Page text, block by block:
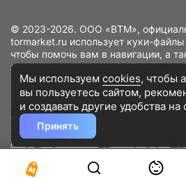
© 2023-2026. ООО «ВТМ»,
tormarket.ru использует куки-файлы
чтобы помочь вам в навигации, а
лучший пользовательский опыт,
использование наших продуктов и
качество рекламных и
Вы не хотите, чтобы Ваши
обрабатывались, пожалуйста,
в своём браузере.
конфиденциальности
Разработано DST Global
Мы используем cookies, чтобы
вы пользуетесь сайтом,
и создавать другие удобства на
Принять